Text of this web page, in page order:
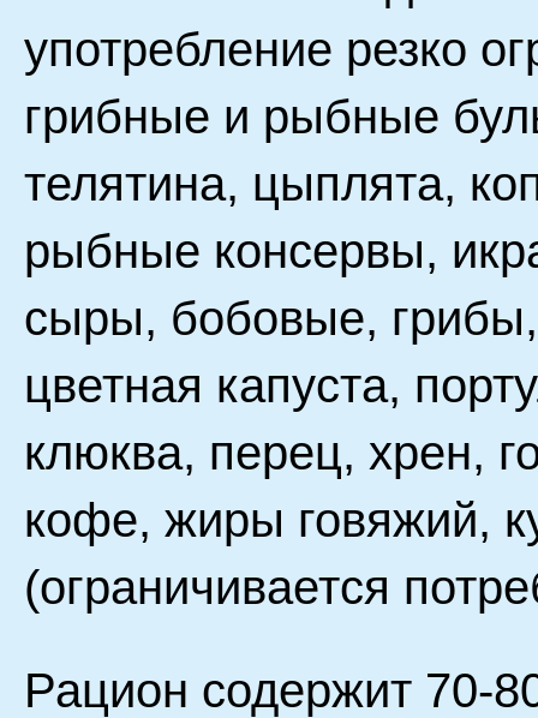
употребление резко
грибные и рыбные
телятина, цыплята,
рыбные консервы,
сыры, бобовые,
цветная капуста,
клюква, перец, хрен,
кофе, жиры говяжий,
(ограничивается
Рацион содержит 70-